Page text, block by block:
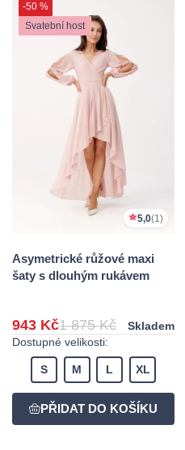
-50 %
Svatební host
5,0(1)
Asymetrické růžové maxi
šaty s dlouhým rukávem
943 Kč1 875 Kč
Skladem
Dostupné velikosti:
S M L XL